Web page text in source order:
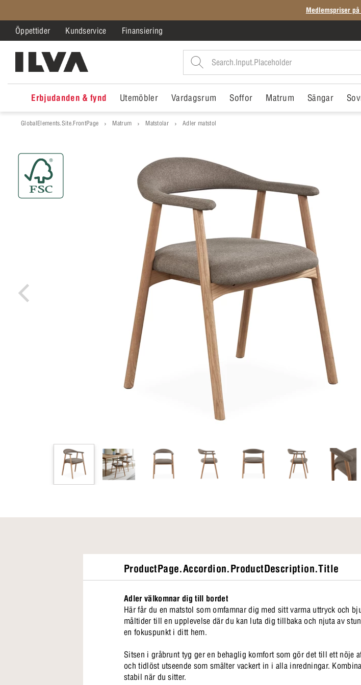
Medlemspriser på
Öppettider Kundservice Finansiering
Erbjudanden & fynd Utemöbler Vardagsrum Soffor Matrum Sängar
GlobalElements.Site.FrontPage Matrum Matstolar Adler matstol
ProductPage.Accordion.ProductDescription.Title
Adler välkomnar dig till bordet
Här får du en matstol som omfamnar dig med sitt varma uttryck och
måltider till en upplevelse där du kan luta dig tillbaka och njuta av
en fokuspunkt i ditt hem.
Sitsen i gråbrunt tyg ger en behaglig komfort som gör det till ett nöje
och tidlöst utseende som smälter vackert in i alla inredningar.
stabil när du sitter.